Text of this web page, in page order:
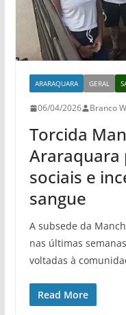
ARARAQUARA GERAL
06/04/2026 Branco
Torcida
Araraquara
sociais e
sangue
A subsede da
nas últimas
voltadas à
Read More